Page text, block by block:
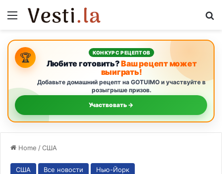
Menu
🏆 КОНКУРС РЕЦЕПТОВ
Любите готовить?Ваш рецепт может
выиграть!
Добавьте домашний рецепт на GOTUIMO и участвуйте в
розыгрыше призов.
Участвовать →
Home /США
США Все новости Нью-Йорк